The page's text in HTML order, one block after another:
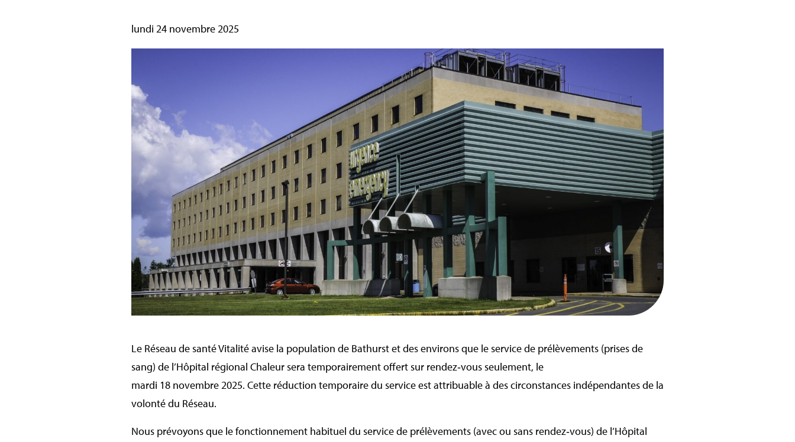
lundi 24 novembre 2025
Le Réseau de santé Vitalité avise la population de Bathurst et des environs que le service de prélèvements (prises de
sang) de l’Hôpital régional Chaleur sera temporairement offert sur rendez‑vous seulement, le
mardi 18 novembre 2025. Cette réduction temporaire du service est attribuable à des circonstances indépendantes de la
volonté du Réseau.
Nous prévoyons que le fonctionnement habituel du service de prélèvements (avec ou sans rendez‑vous) de l’Hôpital